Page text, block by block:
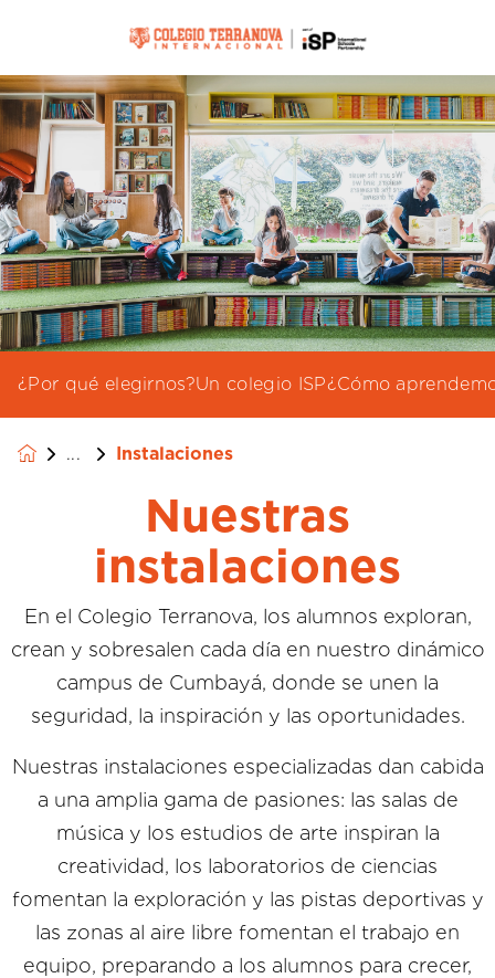
¿Por qué elegirnos?Un colegio ISP¿Cómo
Instalaciones
Nuestras
instalaciones
En el Colegio Terranova, los alumnos exploran,
crean y sobresalen cada día en nuestro dinámico
campus de Cumbayá, donde se unen la
seguridad, la inspiración y las oportunidades.
Nuestras instalaciones especializadas dan cabida
a una amplia gama de pasiones: las salas de
música y los estudios de arte inspiran la
creatividad, los laboratorios de ciencias
fomentan la exploración y las pistas deportivas y
las zonas al aire libre fomentan el trabajo en
equipo, preparando a los alumnos para crecer,